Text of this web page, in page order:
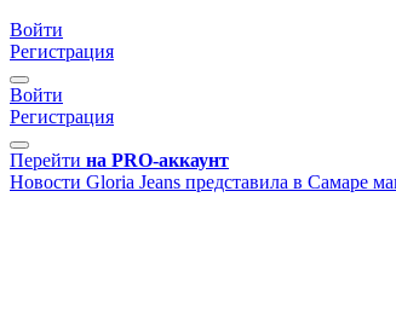
Войти
Регистрация
Войти
Регистрация
Перейти на PRO-аккаунт
Новости Gloria Jeans представила в Самаре